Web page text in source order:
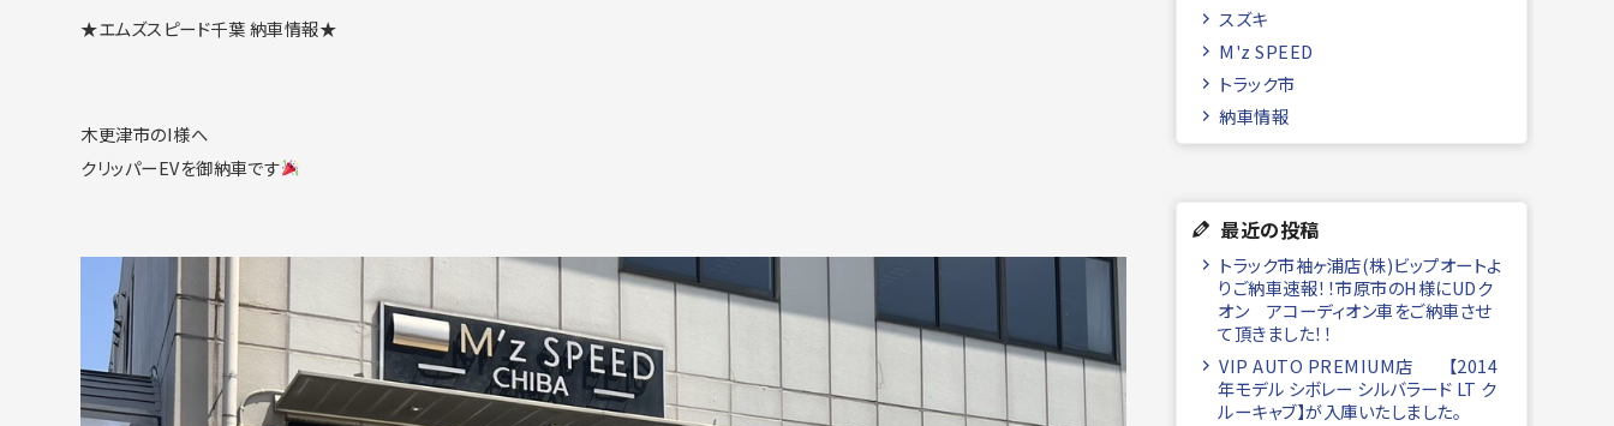
★エムズスピード千葉 納車情報★
木更津市のI様へ
クリッパーEVを御納車です
スズキ
M'z SPEED
トラック市
納車情報
最近の投稿
トラック市袖ヶ浦店(株)ビップオートよ
りご納車速報！！市原市のH様にUDク
オン アコーディオン車をご納車させ
て頂きました！！
VIP AUTO PREMIUM店 【2014
年モデル シボレー シルバラード LT ク
ルーキャブ】が入庫いたしました。